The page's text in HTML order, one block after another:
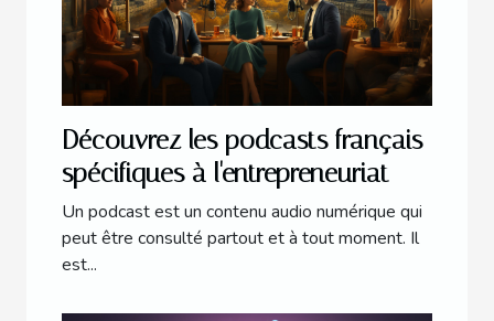
Découvrez les podcasts français
spécifiques à l'entrepreneuriat
Un podcast est un contenu audio numérique qui
peut être consulté partout et à tout moment. Il
est...